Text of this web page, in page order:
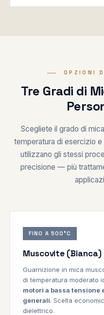
OPZIONI
Tre Gradi di
Scegliete il grado di
temperatura di esercizio
utilizzano gli stessi
precisione — più
FINO A 500°C
Muscovite (Bianca)
Guarnizione in mica
di temperatura moderato
motori a bassa
generali. Scelta
dielettrico.